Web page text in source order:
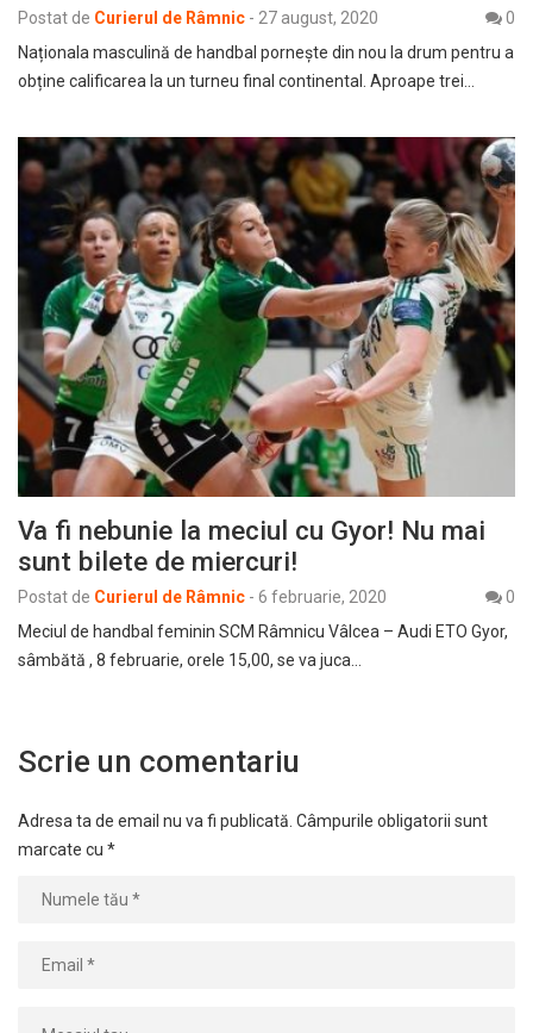
Postat de Curierul de Râmnic - 27 august, 2020
0
Naționala masculină de handbal pornește din nou la drum pentru a
obține calificarea la un turneu final continental. Aproape trei…
Va fi nebunie la meciul cu Gyor! Nu mai
sunt bilete de miercuri!
Postat de Curierul de Râmnic - 6 februarie, 2020
0
Meciul de handbal feminin SCM Râmnicu Vâlcea – Audi ETO Gyor,
sâmbătă , 8 februarie, orele 15,00, se va juca…
Scrie un comentariu
Adresa ta de email nu va fi publicată. Câmpurile obligatorii sunt
marcate cu *